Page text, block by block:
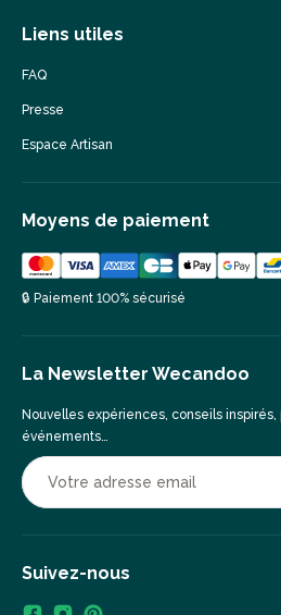
Liens utiles
FAQ
Presse
Espace Artisan
Moyens de paiement
🔒 Paiement 100% sécurisé
La Newsletter Wecandoo
Nouvelles expériences, conseils inspirés,
événements…
Suivez-nous